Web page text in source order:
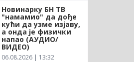
Новинарку БН ТВ
"намамио" да дође
кући да узме изјаву,
а онда је физички
напао (АУДИО/
ВИДЕО)
06.08.2026 | 13:32